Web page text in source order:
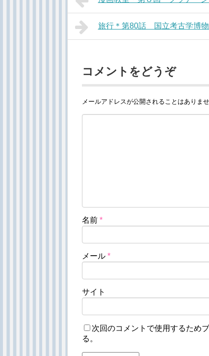
旅行＊第80話 国立考古学博
コメントをどうぞ
メールアドレスが公開されることはありませ
名前 *
メール *
サイト
次回のコメントで使用するため
る。